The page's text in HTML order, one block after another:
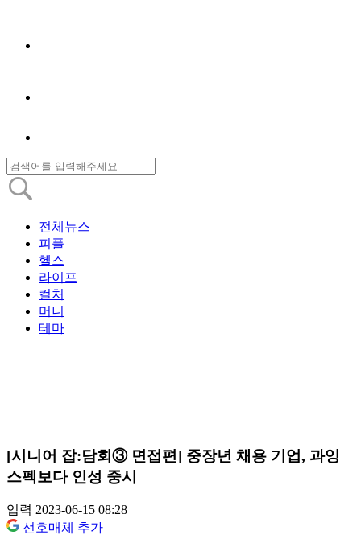
전체뉴스
피플
헬스
라이프
컬처
머니
테마
[시니어 잡:담회③ 면접편] 중장년 채용 기업, 과잉
스펙보다 인성 중시
입력 2023-06-15 08:28
선호매체 추가